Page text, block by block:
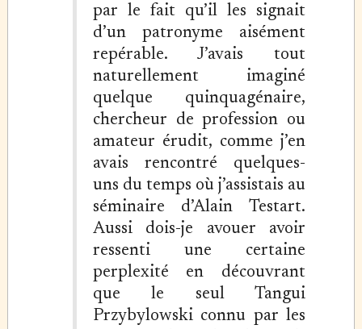
par le fait qu’il les signait
d’un patronyme aisément
repérable. J’avais tout
naturellement imaginé
quelque quinquagénaire,
chercheur de profession ou
amateur érudit, comme j’en
avais rencontré quelques-
uns du temps où j’assistais au
séminaire d’Alain Testart.
Aussi dois-je avouer avoir
ressenti une certaine
perplexité en découvrant
que le seul Tangui
Przybylowski connu par les